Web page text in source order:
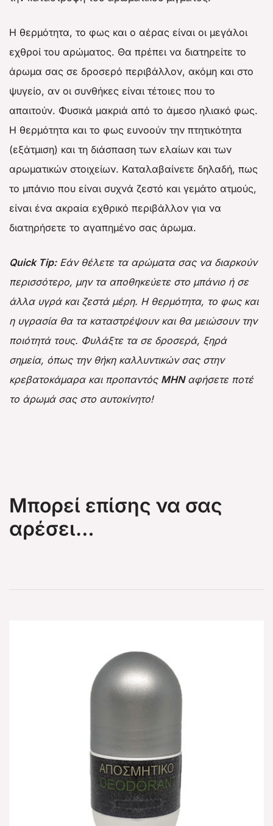
Η θερμότητα, το φως και ο αέρας είναι οι μεγάλοι
εχθροί του αρώματος. Θα πρέπει να διατηρείτε το
άρωμα σας σε δροσερό περιβάλλον, ακόμη και στο
ψυγείο, αν οι συνθήκες είναι τέτοιες που το
απαιτούν. Φυσικά μακριά από το άμεσο ηλιακό φως.
Η θερμότητα και το φως ευνοούν την πτητικότητα
(εξάτμιση) και τη διάσπαση των ελαίων και των
αρωματικών στοιχείων. Καταλαβαίνετε δηλαδή, πως
το μπάνιο που είναι συχνά ζεστό και γεμάτο ατμούς,
είναι ένα ακραία εχθρικό περιβάλλον για να
διατηρήσετε το αγαπημένο σας άρωμα.
Quick Tip:Εάν θέλετε τα αρώματα σας να διαρκούν
περισσότερο, μην τα αποθηκεύετε στο μπάνιο ή σε
άλλα υγρά και ζεστά μέρη. Η θερμότητα, το φως και
η υγρασία θα τα καταστρέψουν και θα μειώσουν την
ποιότητά τους. Φυλάξτε τα σε δροσερά, ξηρά
σημεία, όπως την θήκη καλλυντικώνσας στην
κρεβατοκάμαρα και προπαντός ΜΗΝαφήσετε ποτέ
το άρωμά σας στο αυτοκίνητο!
Μπορεί επίσης να σας
αρέσει…